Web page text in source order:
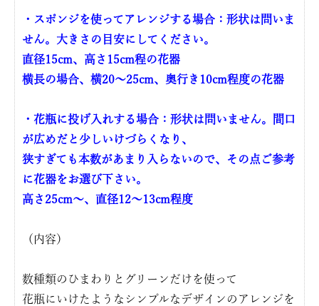
・スポンジを使ってアレンジする場合：形状は問いま
せん。大きさの目安にしてください。
直径15cm、高さ15cm程の花器
横長の場合、横20〜25cm、奥行き10cm程度の花器
・花瓶に投げ入れする場合：形状は問いません。間口
が広めだと少しいけづらくなり、
狭すぎても本数があまり入らないので、その点ご参考
に花器をお選び下さい。
高さ25cm〜、直径12〜13cm程度
（内容）
数種類のひまわりとグリーンだけを使って
花瓶にいけたようなシンプルなデザインのアレンジを